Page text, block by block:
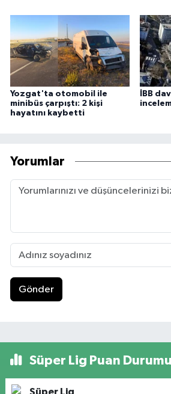
Yozgat'ta otomobil ile
minibüs çarpıştı: 2 kişi
hayatını kaybetti
İBB
Yorumlar
Gönder
Süper Lig Puan Durumu
Süper Lig